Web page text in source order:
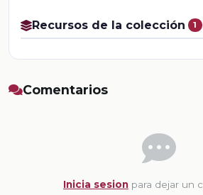
Recursos de la colección 1
Comentarios
Inicia sesion para dejar un